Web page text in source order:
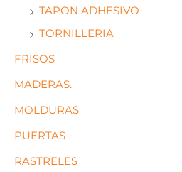
TAPON ADHESIVO
TORNILLERIA
FRISOS
MADERAS.
MOLDURAS
PUERTAS
RASTRELES